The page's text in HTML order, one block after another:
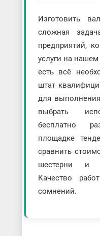
Изготовить
сложная
предприятий,
услуги на
есть всё
штат
для
выбрать
бесплатно
площадке
сравнить
шестерни и
Качество
сомнений.